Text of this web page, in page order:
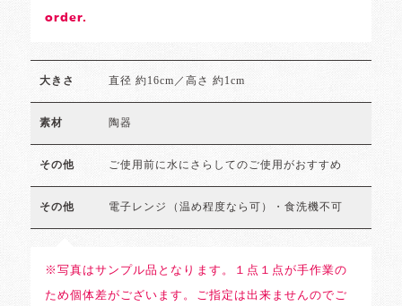
order.
大きさ 直径 約16cm／高さ 約1cm
素材 陶器
その他 ご使用前に水にさらしてのご使用がおすすめ
その他 電子レンジ（温め程度なら可）・食洗機不可
※写真はサンプル品となります。１点１点が手作業の
ため個体差がございます。ご指定は出来ませんのでご